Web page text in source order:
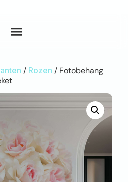
/ Rozen / Fotobehang